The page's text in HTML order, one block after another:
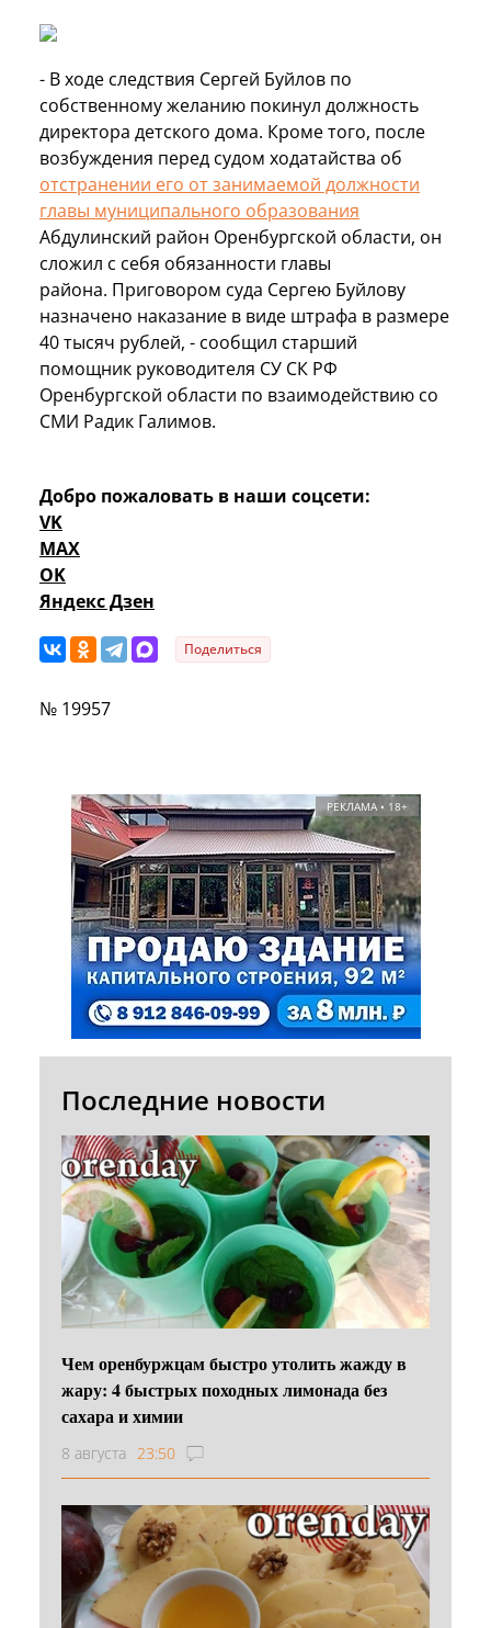
- В ходе следствия Сергей Буйлов по
собственному желанию покинул должность
директора детского дома. Кроме того, после
возбуждения перед судом ходатайства об
отстранении его от занимаемой должности
главы муниципального образования
Абдулинский район Оренбургской области, он
сложил с себя обязанности главы
района. Приговором суда Сергею Буйлову
назначено наказание в виде штрафа в размере
40 тысяч рублей, - сообщил старший
помощник руководителя СУ СК РФ
Оренбургской области по взаимодействию со
СМИ Радик Галимов.
Добро пожаловать в наши соцсети:
VK
MAX
OK
Яндекс Дзен
Поделиться
№ 19957
РЕКЛАМА • 18+
Последние новости
Чем оренбуржцам быстро утолить жажду в
жару: 4 быстрых походных лимонада без
сахара и химии
8 августа 23:50